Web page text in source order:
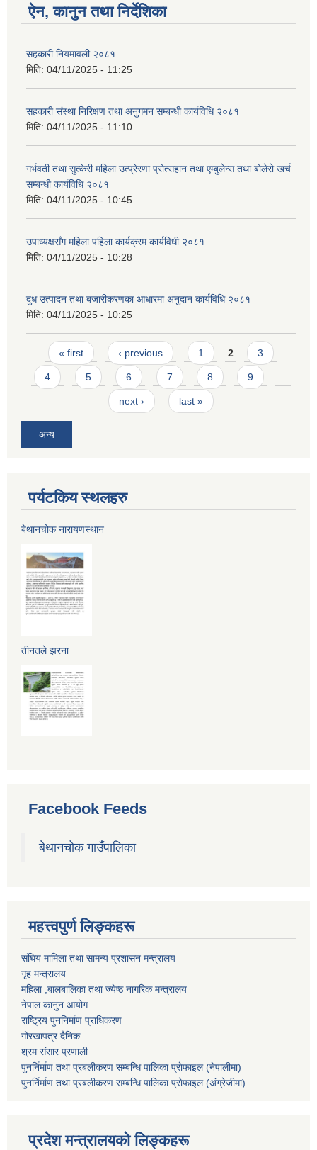
ऐन, कानुन तथा निर्देशिका
सहकारी नियमावली २०८१
मिति: 04/11/2025 - 11:25
सहकारी संस्था निरिक्षण तथा अनुगमन सम्बन्धी कार्यविधि २०८१
मिति: 04/11/2025 - 11:10
गर्भवती तथा सुत्केरी महिला उत्प्रेरणा प्रोत्सहान तथा एम्बुलेन्स तथा बोलेरो खर्च
सम्बन्धी कार्यविधि २०८१
मिति: 04/11/2025 - 10:45
उपाध्यक्षसँग महिला पहिला कार्यक्रम कार्यविधी २०८१
मिति: 04/11/2025 - 10:28
दुध उत्पादन तथा बजारीकरणका आधारमा अनुदान कार्यविधि २०८१
मिति: 04/11/2025 - 10:25
Pages
« first ‹ previous 1 2 3
4 5 6 7 8 9 …
next › last »
अन्य
पर्यटकिय स्थलहरु
बेथानचोक नारायणस्थान
तीनतले झरना
Facebook Feeds
बेथानचोक गाउँपालिका
महत्त्वपुर्ण लिङ्कहरू
संघिय मामिला तथा सामन्य प्रशासन मन्त्रालय
गृह मन्त्रालय
महिला ,बालबालिका तथा ज्येष्ठ नागरिक मन्त्रालय
नेपाल कानुन आयोग
राष्ट्रिय पुननिर्माण प्राधिकरण
गोरखापत्र दैनिक
श्रम संसार प्रणाली
पुनर्निर्माण तथा प्रबलीकरण सम्बन्धि पालिका प्राेफाइल (नेपालीमा)
पुनर्निर्माण तथा प्रबलीकरण सम्बन्धि पालिका प्राेफाइल(अंग्रेजीमा)
प्रदेश मन्त्रालयको लिङ्कहरू